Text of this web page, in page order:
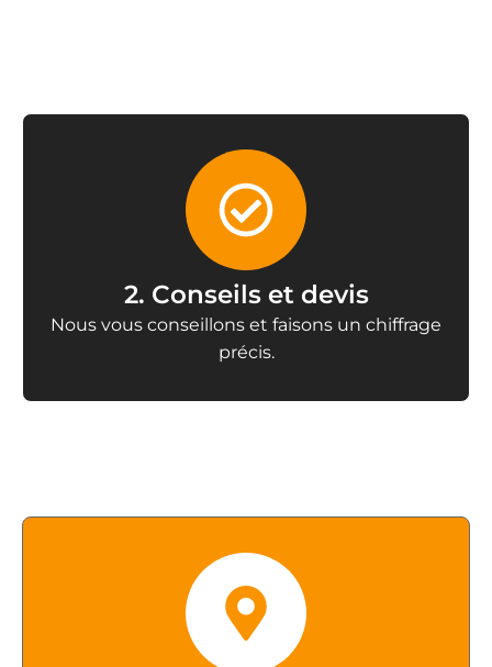
2. Conseils et devis
Nous vous conseillons et faisons un chiffrage
précis.